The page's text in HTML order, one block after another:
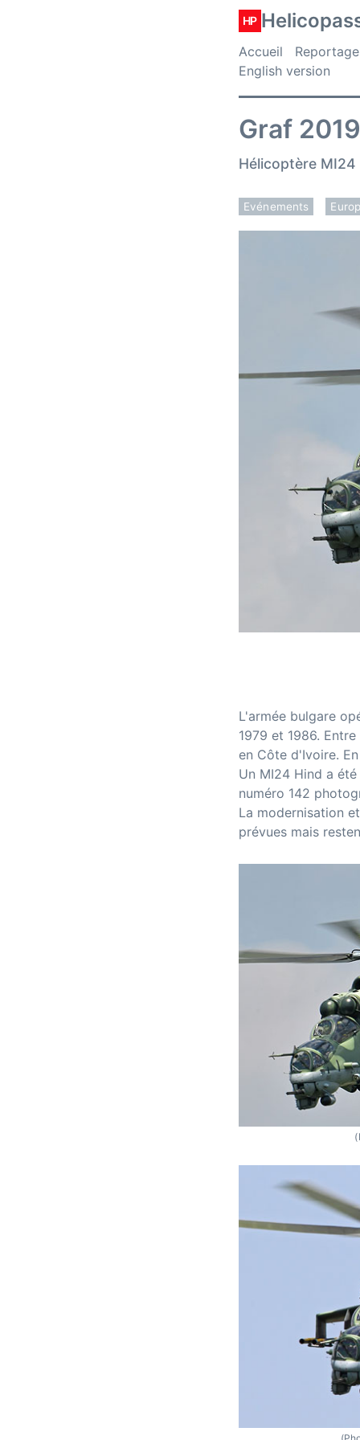
HP
Accueil
English version
Graf
Hélicoptère MI24
Evénements
L'armée bulgare
1979 et 1986.
en Côte d'Ivoire.
Un MI24 Hind a
numéro 142
La modernisation
prévues mais